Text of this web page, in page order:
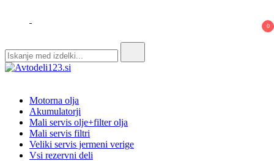
0
for:
Motorna olja
Akumulatorji
Mali servis olje+filter olja
Mali servis filtri
Veliki servis jermeni verige
Vsi rezervni deli